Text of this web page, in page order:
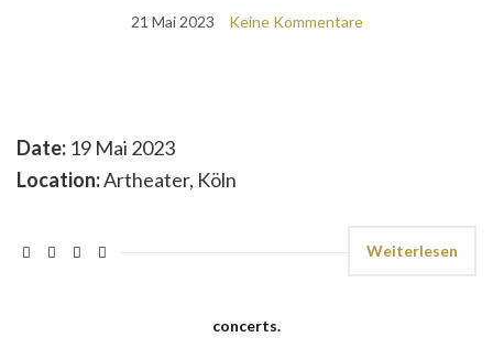
21 Mai 2023 Keine Kommentare
Date: 19 Mai 2023
Location:Artheater, Köln
Weiterlesen
concerts.